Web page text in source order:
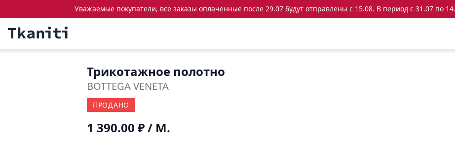
Уважаемые покупатели, все заказы оплаченные после 29.07 будут отправлены с 15.08. В период с 31.07 по
Трикотажное полотно
BOTTEGA VENETA
ПРОДАНО
1 390.00 ₽/ М.